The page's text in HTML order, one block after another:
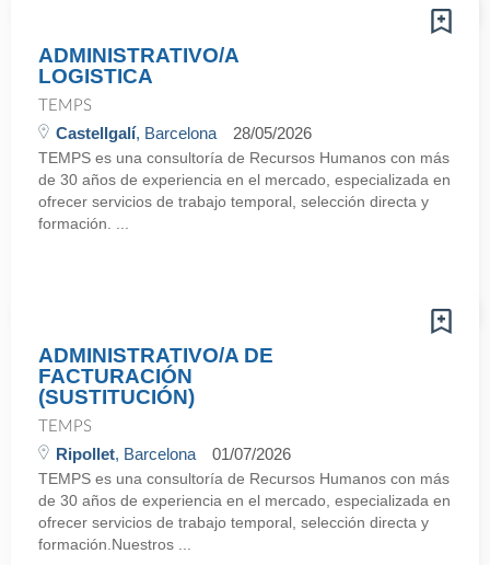
ADMINISTRATIVO/A
LOGISTICA
TEMPS
Castellgalí, Barcelona 28/05/2026
TEMPS es una consultoría de Recursos Humanos con más
de 30 años de experiencia en el mercado, especializada en
ofrecer servicios de trabajo temporal, selección directa y
formación. ...
ADMINISTRATIVO/A DE
FACTURACIÓN
(SUSTITUCIÓN)
TEMPS
Ripollet, Barcelona 01/07/2026
TEMPS es una consultoría de Recursos Humanos con más
de 30 años de experiencia en el mercado, especializada en
ofrecer servicios de trabajo temporal, selección directa y
formación.Nuestros ...